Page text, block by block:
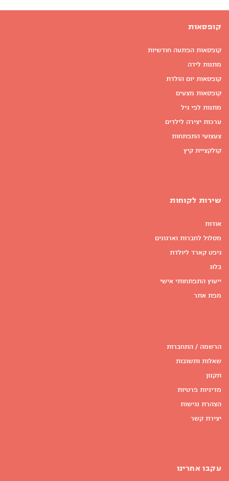
קופסאות
קופסאות הפתעה חודשיות
מתנות לידה
קופסאות יום הולדת
קופסאות מצעים
מתנות לפי גיל
ערכות יצירה לילדים
צעצועי התפתחות
קולקציית קיץ
שירות לקוחות
אודות
מסלול לחברות וארגונים
גיפט קארד ליולדת
בלוג
ייעוץ התפתחותי אישי
מפת אתר
הרשמה / התחברות
שאלות ותשובות
תקנון
מדיניות פרטיות
הצהרת נגישות
יצירת קשר
עקבו אחרינו